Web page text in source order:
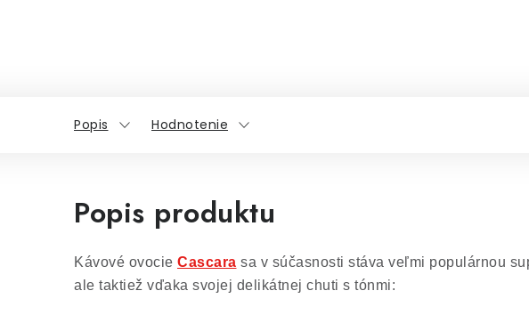
Popis Hodnotenie
Popis produktu
Kávové ovocie Cascara sa v súčasnosti stáva veľmi populárnou
ale taktiež vďaka svojej delikátnej chuti s tónmi: